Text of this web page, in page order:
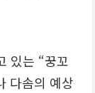
있는 “꿍꼬
다솜의 예상